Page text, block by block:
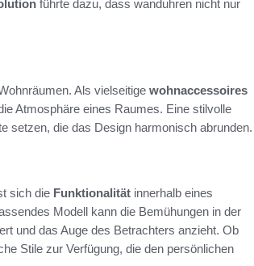
führte dazu, dass wanduhren nicht nur
Als vielseitige wohnaccessoires
Atmosphäre eines Raumes. Eine stilvolle
setzen, die das Design harmonisch abrunden.
sich die Funktionalität innerhalb eines
Modell kann die Bemühungen in der
und das Auge des Betrachters anzieht. Ob
Stile zur Verfügung, die den persönlichen